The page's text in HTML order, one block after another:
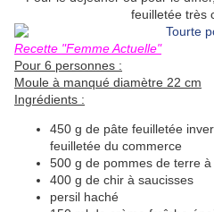
feuilletée très
Recette "Femme Actuelle"
Pour 6 personnes :
Moule à manqué diamètre 22 cm
Ingrédients :
450 g de pâte feuilletée
feuilletée du commerce
500 g de pommes de terre
400 g de chir à saucisses
persil haché